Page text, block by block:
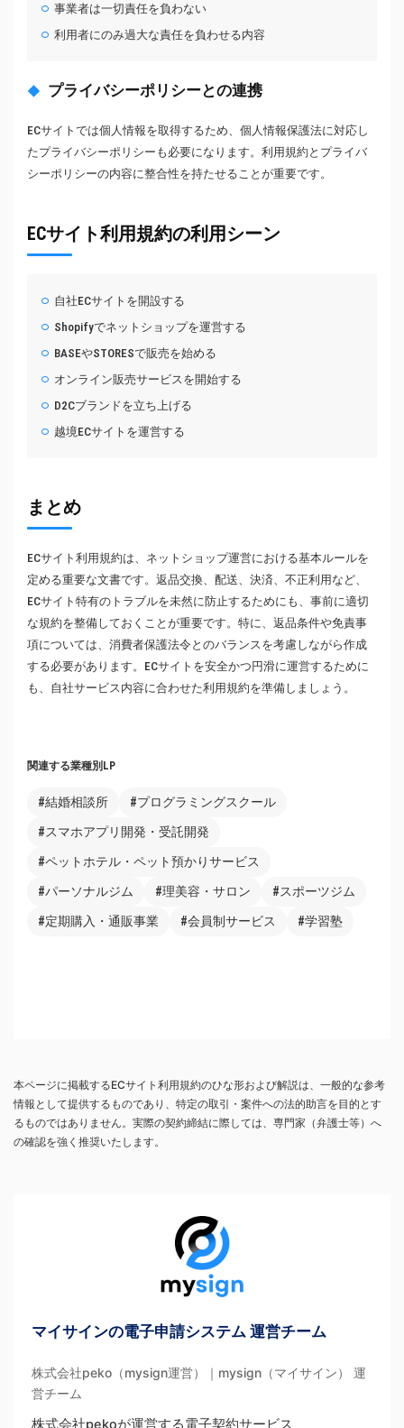
事業者は一切責任を負わない
利用者にのみ過大な責任を負わせる内容
プライバシーポリシーとの連携
ECサイトでは個人情報を取得するため、個人情報保護法に対応し
たプライバシーポリシーも必要になります。利用規約とプライバ
シーポリシーの内容に整合性を持たせることが重要です。
ECサイト利用規約の利用シーン
自社ECサイトを開設する
Shopifyでネットショップを運営する
BASEやSTORESで販売を始める
オンライン販売サービスを開始する
D2Cブランドを立ち上げる
越境ECサイトを運営する
まとめ
ECサイト利用規約は、ネットショップ運営における基本ルールを
定める重要な文書です。返品交換、配送、決済、不正利用など、
ECサイト特有のトラブルを未然に防止するためにも、事前に適切
な規約を整備しておくことが重要です。特に、返品条件や免責事
項については、消費者保護法令とのバランスを考慮しながら作成
する必要があります。ECサイトを安全かつ円滑に運営するために
も、自社サービス内容に合わせた利用規約を準備しましょう。
関連する業種別LP
#結婚相談所 #プログラミングスクール
#スマホアプリ開発・受託開発
#ペットホテル・ペット預かりサービス
#パーソナルジム #理美容・サロン #スポーツジム
#定期購入・通販事業 #会員制サービス #学習塾
本ページに掲載するECサイト利用規約のひな形および解説は、一般的な参考
情報として提供するものであり、特定の取引・案件への法的助言を目的とす
るものではありません。実際の契約締結に際しては、専門家（弁護士等）へ
の確認を強く推奨いたします。
マイサインの電子申請システム 運営チーム
株式会社peko（mysign運営）｜mysign（マイサイン） 運
営チーム
株式会社pekoが運営する電子契約サービス